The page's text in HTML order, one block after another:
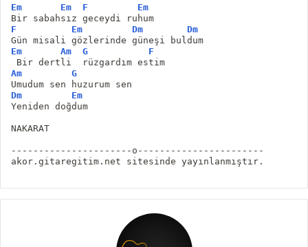
Em Em F
Em
Bir sabahsız geceydi ruhum
F
Em Dm
Dm
Gün misali gözlerinde güneşi buldum
Em
Am G
F
Bir dertli  rüzgardım estim
Am
G
Umudum sen huzurum sen
Dm
Em
Yeniden doğdum
NAKARAT
----------------------o-----------------------
akor.gitaregitim.net sitesinde yayınlanmıştır.